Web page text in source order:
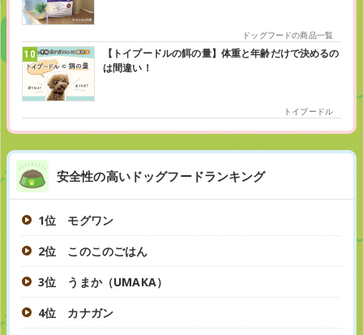
ドッグフードの商品一覧
【トイプードルの餌の量】体重と年齢だけで決めるの
は間違い！
トイプードル
安全性の高いドッグフードランキング
1位 モグワン
2位 このこのごはん
3位 うまか（UMAKA）
4位 カナガン